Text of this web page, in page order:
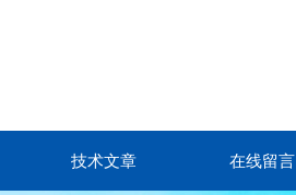
技术文章 在线留言